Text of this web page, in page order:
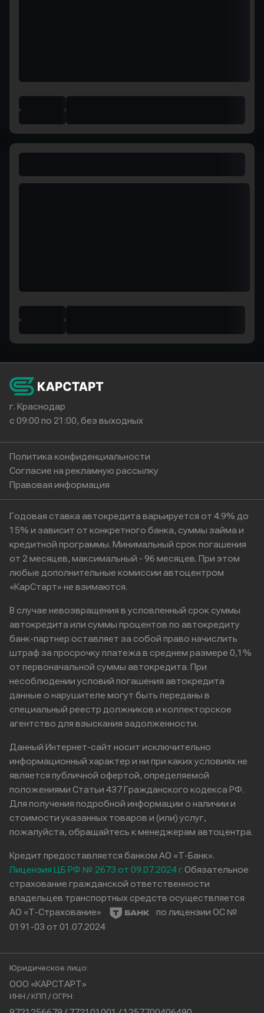
г. Краснодар
с 09:00 по 21:00, без выходных
Политика конфиденциальности
Согласие на рекламную рассылку
Правовая информация
Годовая ставка автокредита варьируется от 4.9% до
15% и зависит от конкретного банка, суммы займа и
кредитной программы. Минимальный срок погашения
от 2 месяцев, максимальный - 96 месяцев. При этом
любые дополнительные комиссии автоцентром
«КарСтарт» не взимаются.
В случае невозвращения в условленный срок суммы
автокредита или суммы процентов по автокредиту
банк-партнер оставляет за собой право начислить
штраф за просрочку платежа в среднем размере 0,1%
от первоначальной суммы автокредита. При
несоблюдении условий погашения автокредита
данные о нарушителе могут быть переданы в
специальный реестр должников и коллекторское
агентство для взыскания задолженности.
Данный Интернет-сайт носит исключительно
информационный характер и ни при каких условиях не
является публичной офертой, определяемой
положениями Статьи 437 Гражданского кодекса РФ.
Для получения подробной информации о наличии и
стоимости указанных товаров и (или) услуг,
пожалуйста, обращайтесь к менеджерам автоцентра.
Кредит предоставляется банком АО «Т-Банк».
Лицензия ЦБ РФ № 2673 от 09.07.2024 гОбязательное
страхование гражданской ответственности
владельцев транспортных средств осуществляется
АО «Т-Страхование»
по лицензии ОС №
0191-03 от 01.07.2024
Юридическое лицо:
ООО «КАРСТАРТ»
ИНН / КПП / ОГРН: